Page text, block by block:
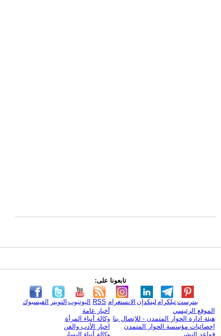
تابعونا على:
الفيسبوك التويتر اليوتيوب RSS الانستغرام لينكدإن تيلكرامبنترست
الموقع الرئيسي
هيئة ادارة الحوار المتمدن - للإتصال بنا
إحصائيات مؤسسة الحوار المتمدن
قواعد النشر
أخبار عامة
وكالة أنباء المرأة
اخبار الأدب والفن
وكالة أنباء اليسار